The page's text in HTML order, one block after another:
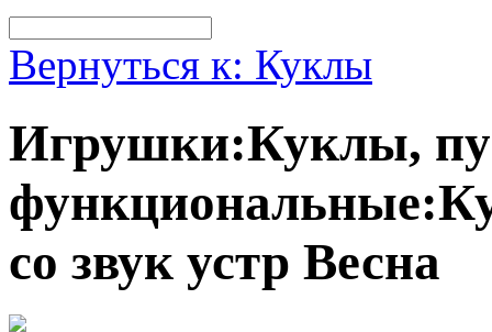
Вернуться к: Куклы
Игрушки:Куклы,
со звук устр Весна